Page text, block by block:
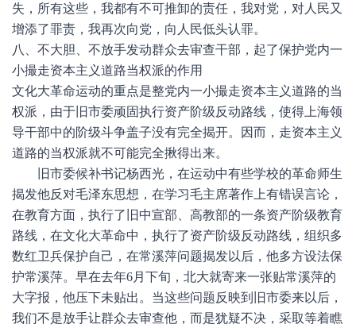
失，所有这些，我都有不可推卸的责任，我对党，对人民又
增添了罪责，我再次向党，向人民低头认罪。
八、不大胆、不放手发动群众去审查干部，起了保护党内一
小撮走资本主义道路当权派的作用
文化大革命运动的重点是整党内一小撮走资本主义道路的当
权派，由于旧市委顽固执行资产阶级反动路线，使得上海领
导干部中的阶级斗争盖子没有完全揭开。因而，走资本主义
道路的当权派就不可能完全揪得出来。
旧市委候补书记杨西光，在运动中有些学校的革命师生
揭发他反对毛泽东思想，在学习毛主席著作上有错误言论，
在教育方面，执行了旧中宣部、高教部的一条资产阶级教育
路线，在文化大革命中，执行了资产阶级反动路线，组织多
数红卫兵保护自己，在常溪萍问题揭发以后，他多方设法保
护常溪萍。早在去年6月下旬，北大就寄来一张贴常溪萍的
大字报，他压下未贴出。当这些问题反映到旧市委来以后，
我们不是放手让群众去审查他，而是犹疑不决，采取等着瞧